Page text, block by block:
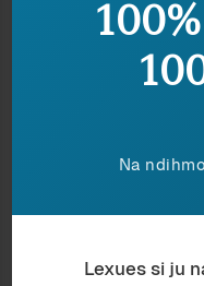
Klejda Rrapaj
ISHULLI
ÇUDI TË TJERA
100%
Na
Lexues si ju